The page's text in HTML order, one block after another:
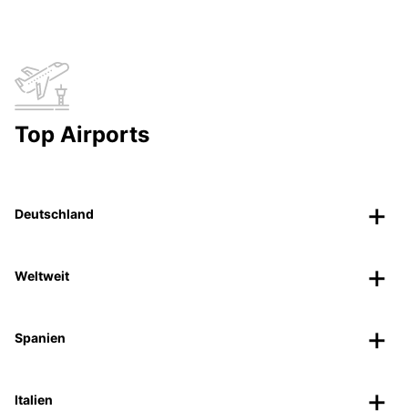
Top Airports
Deutschland
Weltweit
Spanien
Italien